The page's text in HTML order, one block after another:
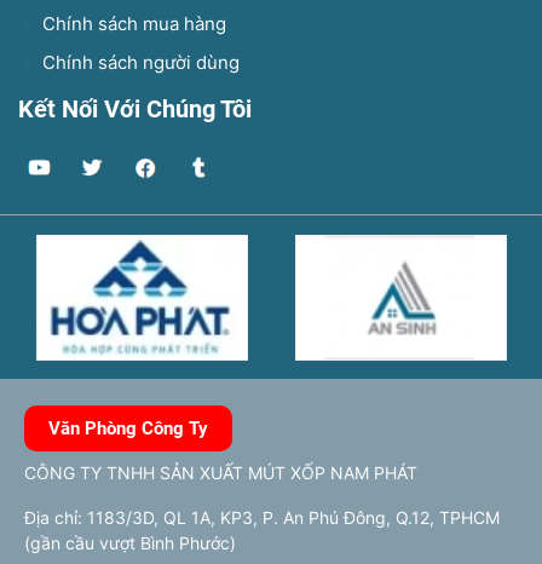
Chính sách mua hàng
Chính sách người dùng
Kết Nối Với Chúng Tôi
Văn Phòng Công Ty
CÔNG TY TNHH SẢN XUẤT MÚT XỐP NAM PHÁT
Địa chỉ: 1183/3D, QL 1A, KP3, P. An Phú Đông, Q.12, TPHCM
(gần cầu vượt Bình Phước)